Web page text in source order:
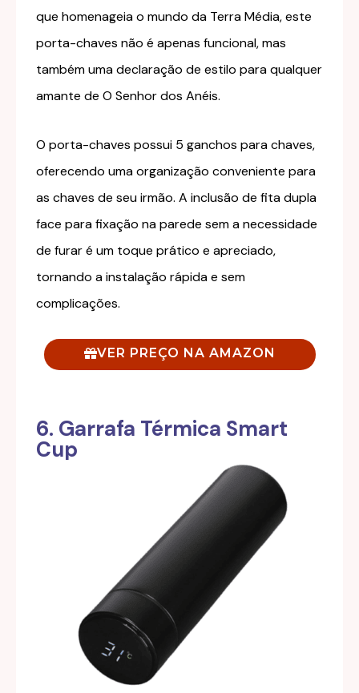
que homenageia o mundo da Terra Média, este
porta-chaves não é apenas funcional, mas
também uma declaração de estilo para qualquer
amante de O Senhor dos Anéis.
O porta-chaves possui 5 ganchos para chaves,
oferecendo uma organização conveniente para
as chaves de seu irmão. A inclusão de fita dupla
face para fixação na parede sem a necessidade
de furar é um toque prático e apreciado,
tornando a instalação rápida e sem
complicações.
VER PREÇO NA AMAZON
6. Garrafa Térmica Smart
Cup